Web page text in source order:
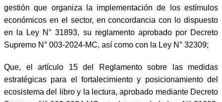
gestión que organiza la implementación de los estímulos
económicos en el sector, en concordancia con lo dispuesto
en la Ley N° 31893, su reglamento aprobado por Decreto
Supremo N° 003-2024-MC, así como con la Ley N° 32309;
Que, el artículo 15 del Reglamento sobre las medidas
estratégicas para el fortalecimiento y posicionamiento del
ecosistema del libro y la lectura, aprobado mediante Decreto